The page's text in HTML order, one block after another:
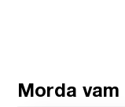
Morda